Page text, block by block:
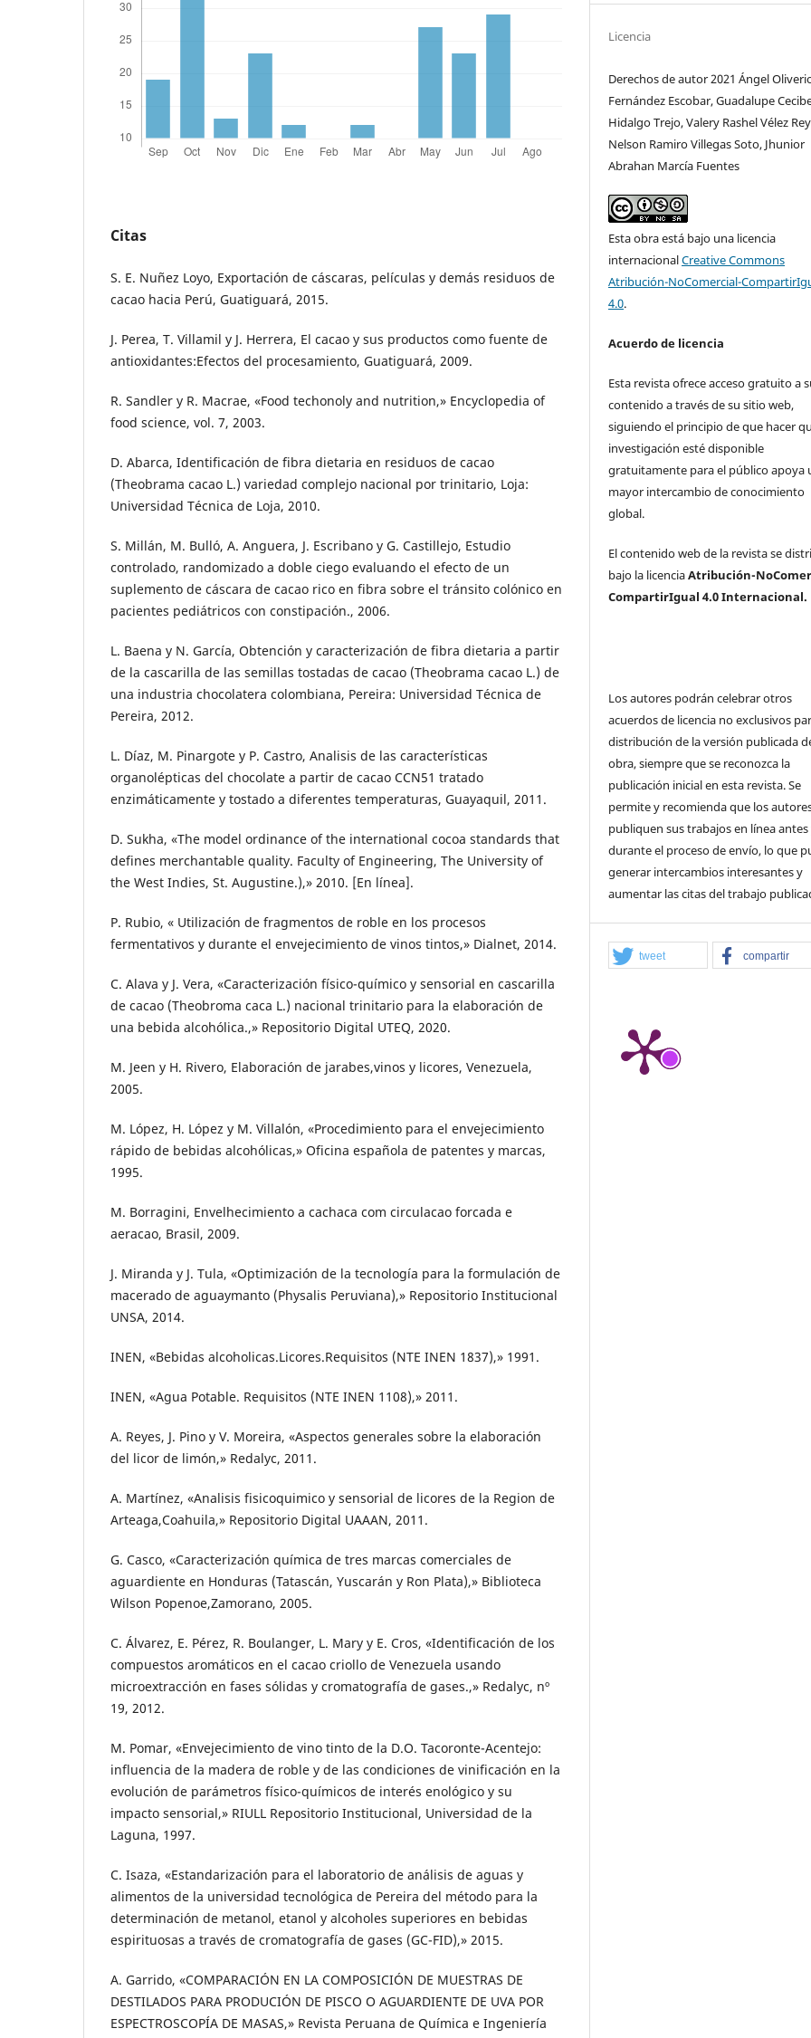
Citas
S. E. Nuñez Loyo, Exportación de cáscaras, películas y demás residuos de
cacao hacia Perú, Guatiguará, 2015.
J. Perea, T. Villamil y J. Herrera, El cacao y sus productos como fuente de
antioxidantes:Efectos del procesamiento, Guatiguará, 2009.
R. Sandler y R. Macrae, «Food techonoly and nutrition,» Encyclopedia of
food science, vol. 7, 2003.
D. Abarca, Identificación de fibra dietaria en residuos de cacao
(Theobrama cacao L.) variedad complejo nacional por trinitario, Loja:
Universidad Técnica de Loja, 2010.
S. Millán, M. Bulló, A. Anguera, J. Escribano y G. Castillejo, Estudio
controlado, randomizado a doble ciego evaluando el efecto de un
suplemento de cáscara de cacao rico en fibra sobre el tránsito colónico en
pacientes pediátricos con constipación., 2006.
L. Baena y N. García, Obtención y caracterización de fibra dietaria a partir
de la cascarilla de las semillas tostadas de cacao (Theobrama cacao L.) de
una industria chocolatera colombiana, Pereira: Universidad Técnica de
Pereira, 2012.
L. Díaz, M. Pinargote y P. Castro, Analisis de las características
organolépticas del chocolate a partir de cacao CCN51 tratado
enzimáticamente y tostado a diferentes temperaturas, Guayaquil, 2011.
D. Sukha, «The model ordinance of the international cocoa standards that
defines merchantable quality. Faculty of Engineering, The University of
the West Indies, St. Augustine.),» 2010. [En línea].
P. Rubio, « Utilización de fragmentos de roble en los procesos
fermentativos y durante el envejecimiento de vinos tintos,» Dialnet, 2014.
C. Alava y J. Vera, «Caracterización físico-químico y sensorial en cascarilla
de cacao (Theobroma caca L.) nacional trinitario para la elaboración de
una bebida alcohólica.,» Repositorio Digital UTEQ, 2020.
M. Jeen y H. Rivero, Elaboración de jarabes,vinos y licores, Venezuela,
2005.
M. López, H. López y M. Villalón, «Procedimiento para el envejecimiento
rápido de bebidas alcohólicas,» Oficina española de patentes y marcas,
1995.
M. Borragini, Envelhecimiento a cachaca com circulacao forcada e
aeracao, Brasil, 2009.
J. Miranda y J. Tula, «Optimización de la tecnología para la formulación de
macerado de aguaymanto (Physalis Peruviana),» Repositorio Institucional
UNSA, 2014.
INEN, «Bebidas alcoholicas.Licores.Requisitos (NTE INEN 1837),» 1991.
INEN, «Agua Potable. Requisitos (NTE INEN 1108),» 2011.
A. Reyes, J. Pino y V. Moreira, «Aspectos generales sobre la elaboración
del licor de limón,» Redalyc, 2011.
A. Martínez, «Analisis fisicoquimico y sensorial de licores de la Region de
Arteaga,Coahuila,» Repositorio Digital UAAAN, 2011.
G. Casco, «Caracterización química de tres marcas comerciales de
aguardiente en Honduras (Tatascán, Yuscarán y Ron Plata),» Biblioteca
Wilson Popenoe,Zamorano, 2005.
C. Álvarez, E. Pérez, R. Boulanger, L. Mary y E. Cros, «Identificación de los
compuestos aromáticos en el cacao criollo de Venezuela usando
microextracción en fases sólidas y cromatografía de gases.,» Redalyc, nº
19, 2012.
M. Pomar, «Envejecimiento de vino tinto de la D.O. Tacoronte-Acentejo:
influencia de la madera de roble y de las condiciones de vinificación en la
evolución de parámetros físico-químicos de interés enológico y su
impacto sensorial,» RIULL Repositorio Institucional, Universidad de la
Laguna, 1997.
C. Isaza, «Estandarización para el laboratorio de análisis de aguas y
alimentos de la universidad tecnológica de Pereira del método para la
determinación de metanol, etanol y alcoholes superiores en bebidas
espirituosas a través de cromatografía de gases (GC-FID),» 2015.
A. Garrido, «COMPARACIÓN EN LA COMPOSICIÓN DE MUESTRAS DE
DESTILADOS PARA PRODUCIÓN DE PISCO O AGUARDIENTE DE UVA POR
ESPECTROSCOPÍA DE MASAS,» Revista Peruana de Química e Ingeniería
Licencia
Derechos de autor 2021 Ángel
Fernández Escobar, Guadalupe
Hidalgo Trejo, Valery Rashel Vélez
Nelson Ramiro Villegas Soto, Jhunior
Abrahan Marcía Fuentes
Esta obra está bajo una licencia
internacionalCreative Commons
Atribución-NoComercial-
4.0.
Acuerdo de licencia
Esta revista ofrece acceso gratuito a
contenido a través de su sitio web,
siguiendo el principio de que hacer
investigación esté disponible
gratuitamente para el público apoya
mayor intercambio de conocimiento
global.
El contenido web de la revista se
bajo la licenciaAtribución-
CompartirIgual 4.0 Internacional.
Los autores podrán celebrar otros
acuerdos de licencia no exclusivos
distribución de la versión publicada
obra, siempre que se reconozca la
publicación inicial en esta revista. Se
permite y recomienda que los
publiquen sus trabajos en línea antes
durante el proceso de envío, lo que
generar intercambios interesantes y
aumentar las citas del trabajo
tweet compartir